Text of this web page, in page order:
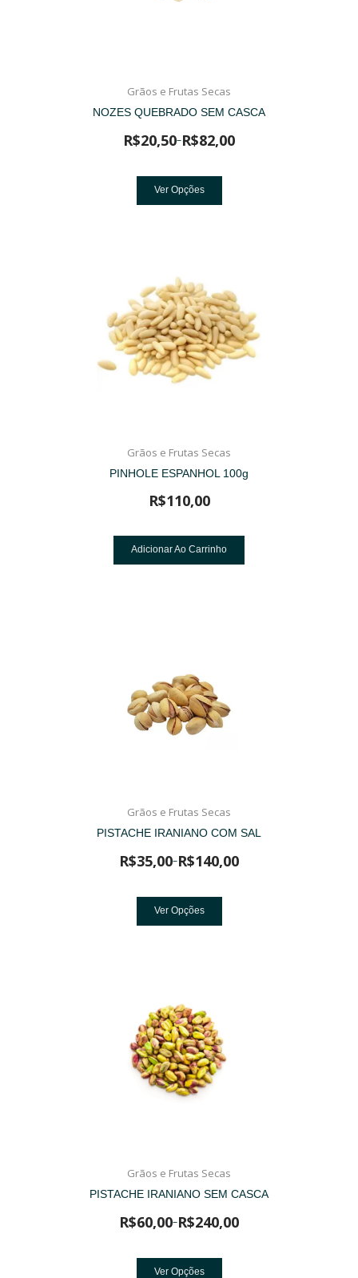
Grãos e Frutas Secas
NOZES QUEBRADO SEM CASCA
R$20,50–R$82,00
Ver Opções
Grãos e Frutas Secas
PINHOLE ESPANHOL 100g
R$110,00
Adicionar Ao Carrinho
Grãos e Frutas Secas
PISTACHE IRANIANO COM SAL
R$35,00–R$140,00
Ver Opções
Grãos e Frutas Secas
PISTACHE IRANIANO SEM CASCA
R$60,00–R$240,00
Ver Opções